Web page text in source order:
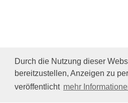
Durch die Nutzung dieser
bereitzustellen, Anzeigen zu
veröffentlicht mehr
Impressum/DatenschutzTierhilfe